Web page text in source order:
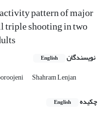
pattern of major
triple shooting in two
نویسندگان English
Shahram Lenjan
چکیده
English